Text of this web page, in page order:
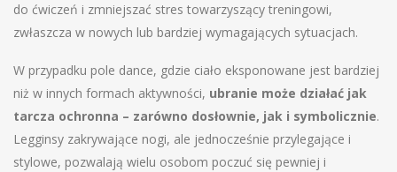
do ćwiczeń i zmniejszać stres towarzyszący treningowi,
zwłaszcza w nowych lub bardziej wymagających sytuacjach.
W przypadku pole dance, gdzie ciało eksponowane jest bardziej
niż w innych formach aktywności, ubranie może działać jak
tarcza ochronna – zarówno dosłownie, jak i symbolicznie.
Legginsy zakrywające nogi, ale jednocześnie przylegające i
stylowe, pozwalają wielu osobom poczuć się pewniej i